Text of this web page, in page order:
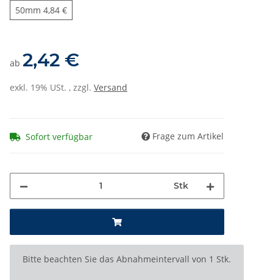
50mm 50mm
4,84 €
ab 2,42 €
exkl. 19% USt. , zzgl. Versand
Sofort verfügbar Frage zum Artikel
Stk
x
Bitte beachten Sie das Abnahmeintervall von 1 Stk.